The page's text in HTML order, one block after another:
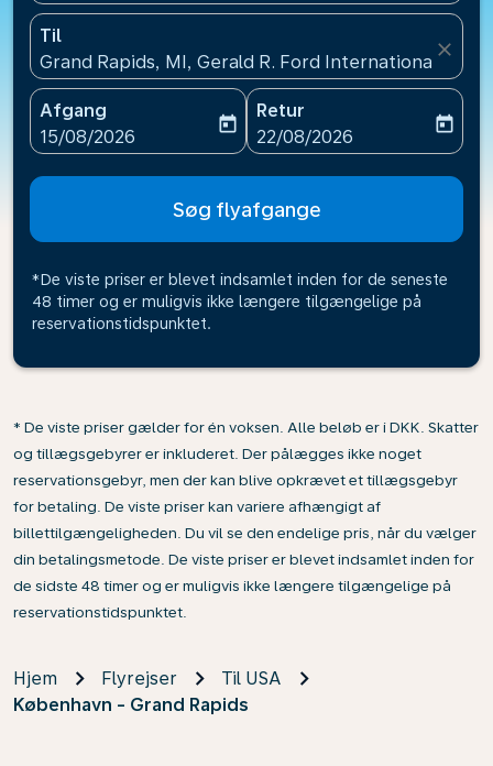
Til
Grand Rapids, MI, Gerald R. Ford International
close
Afgang
fc-booking-departure-date-aria-label
15/08/2026
today
Retur
fc-booking-return-date-
22/08/2026
today
Søg flyafgange
*De viste priser er blevet indsamlet inden for de seneste
48 timer og er muligvis ikke længere tilgængelige på
reservationstidspunktet.
* De viste priser gælder for én voksen. Alle beløb er i DKK. Skatter
og tillægsgebyrer er inkluderet. Der pålægges ikke noget
reservationsgebyr, men der kan blive opkrævet et tillægsgebyr
for betaling. De viste priser kan variere afhængigt af
billettilgængeligheden. Du vil se den endelige pris, når du vælger
din betalingsmetode. De viste priser er blevet indsamlet inden for
de sidste 48 timer og er muligvis ikke længere tilgængelige på
reservationstidspunktet.
Hjem Flyrejser
Til USA
København - Grand Rapids